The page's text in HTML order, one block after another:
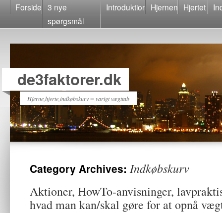
Forside 3 nye
spørgsmål
Introduktion Hjernen Hjertet
de3faktorer.dk
Hjerne,hjerte,indkøbskurv = varigt vægttab
Category Archives: Indkøbskurv
Aktioner, HowTo-anvisninger,
hvad man kan/skal gøre for at opnå